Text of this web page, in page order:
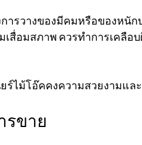
ารวางของมีคมหรือของหนัก
เสื่อมสภาพ ควรทำการเคลือ
ร์ไม้โอ๊คคงความสวยงามแล
รขาย